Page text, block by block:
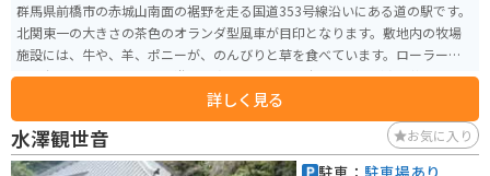
群馬県前橋市の赤城山南面の裾野を走る国道353号線沿いにある道の駅です。
北関東一の大きさの茶色のオランダ型風車が目印となります。敷地内の牧場
施設には、牛や、羊、ポニーが、のんびりと草を食べています。ローラーす
べり台やアスレチック風の遊具も点在しており、爽やかな風が吹き抜ける
中、楽しく遊ぶことができます。また、11棟のバンガローを備えたキャンプ
場を併設しています。
詳しく見る
水澤観世音 お気に入り